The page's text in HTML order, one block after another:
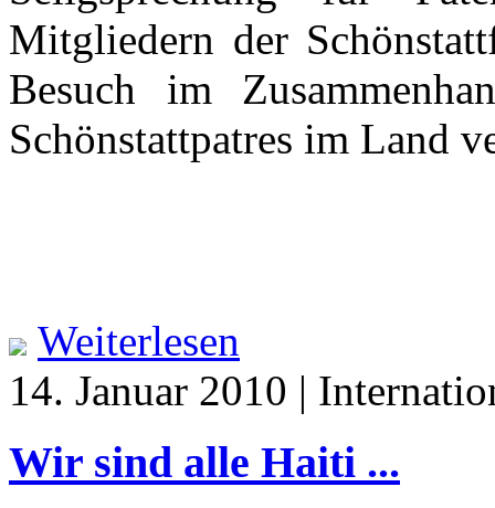
Mitgliedern der
Besuch im
Schönstattpatres im Land
Weiterlesen
14. Januar 2010 |
Wir sind alle Haiti ...